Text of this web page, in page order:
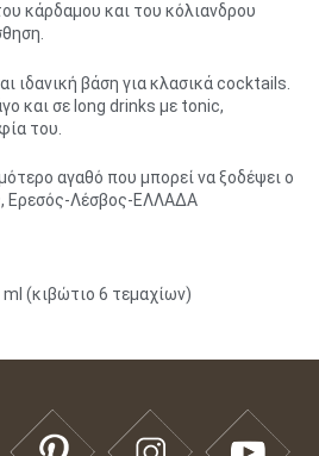
κάρδαμου και του κόλιανδρου
ιδανική βάση για κλασικά cocktails.
και σε long drinks με tonic,
του.
αγαθό που μπορεί να ξοδέψει ο
Ερεσός-Λέσβος-ΕΛΛΑΔΑ
(κιβώτιο 6 τεμαχίων)